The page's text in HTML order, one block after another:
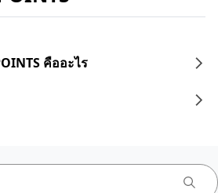
คืออะไร